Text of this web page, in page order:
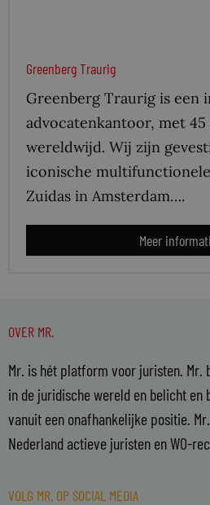
Greenberg Traurig
Greenberg Traurig is een
advocatenkantoor, met
wereldwijd. Wij zijn
iconische
Zuidas in Amsterdam….
Meer
OVER MR.
Mr. is hét platform voor juristen. Mr.
in de juridische wereld en belicht en
vanuit een onafhankelijke positie.
Nederland actieve juristen en WO-
VOLG MR. OP SOCIAL MEDIA